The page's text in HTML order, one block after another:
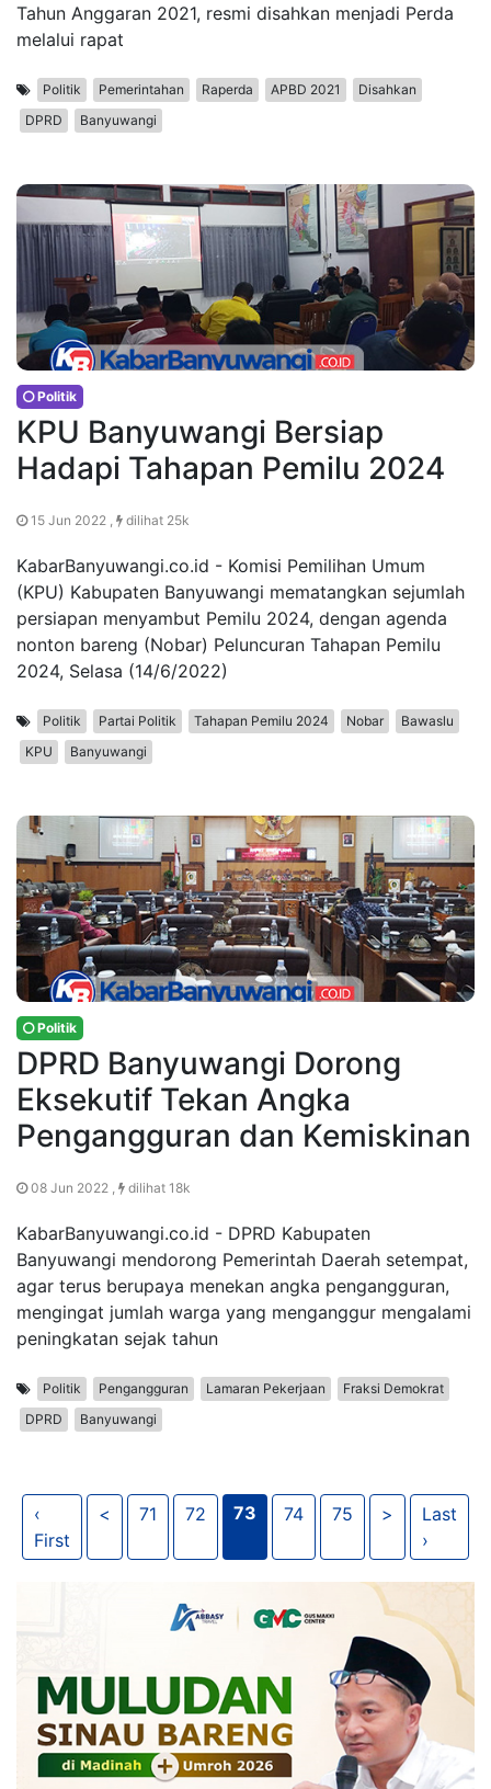
Tahun Anggaran 2021, resmi disahkan menjadi Perda
melalui rapat
Politik Pemerintahan Raperda APBD 2021
Disahkan
DPRD
Banyuwangi
Politik
KPU Banyuwangi Bersiap
Hadapi Tahapan Pemilu 2024
15 Jun 2022 , dilihat 25k
KabarBanyuwangi.co.id - Komisi Pemilihan Umum
(KPU) Kabupaten Banyuwangi mematangkan sejumlah
persiapan menyambut Pemilu 2024, dengan agenda
nonton bareng (Nobar) Peluncuran Tahapan Pemilu
2024, Selasa (14/6/2022)
Politik Partai Politik Tahapan Pemilu 2024 Nobar
Bawaslu
KPU
Banyuwangi
Politik
DPRD Banyuwangi Dorong
Eksekutif Tekan Angka
Pengangguran dan Kemiskinan
08 Jun 2022 , dilihat 18k
KabarBanyuwangi.co.id - DPRD Kabupaten
Banyuwangi mendorong Pemerintah Daerah setempat,
agar terus berupaya menekan angka pengangguran,
mengingat jumlah warga yang menganggur mengalami
peningkatan sejak tahun
Politik Pengangguran Lamaran Pekerjaan
Fraksi Demokrat
DPRD
Banyuwangi
‹
First
< 71 72 73 74 75 >
Last
›